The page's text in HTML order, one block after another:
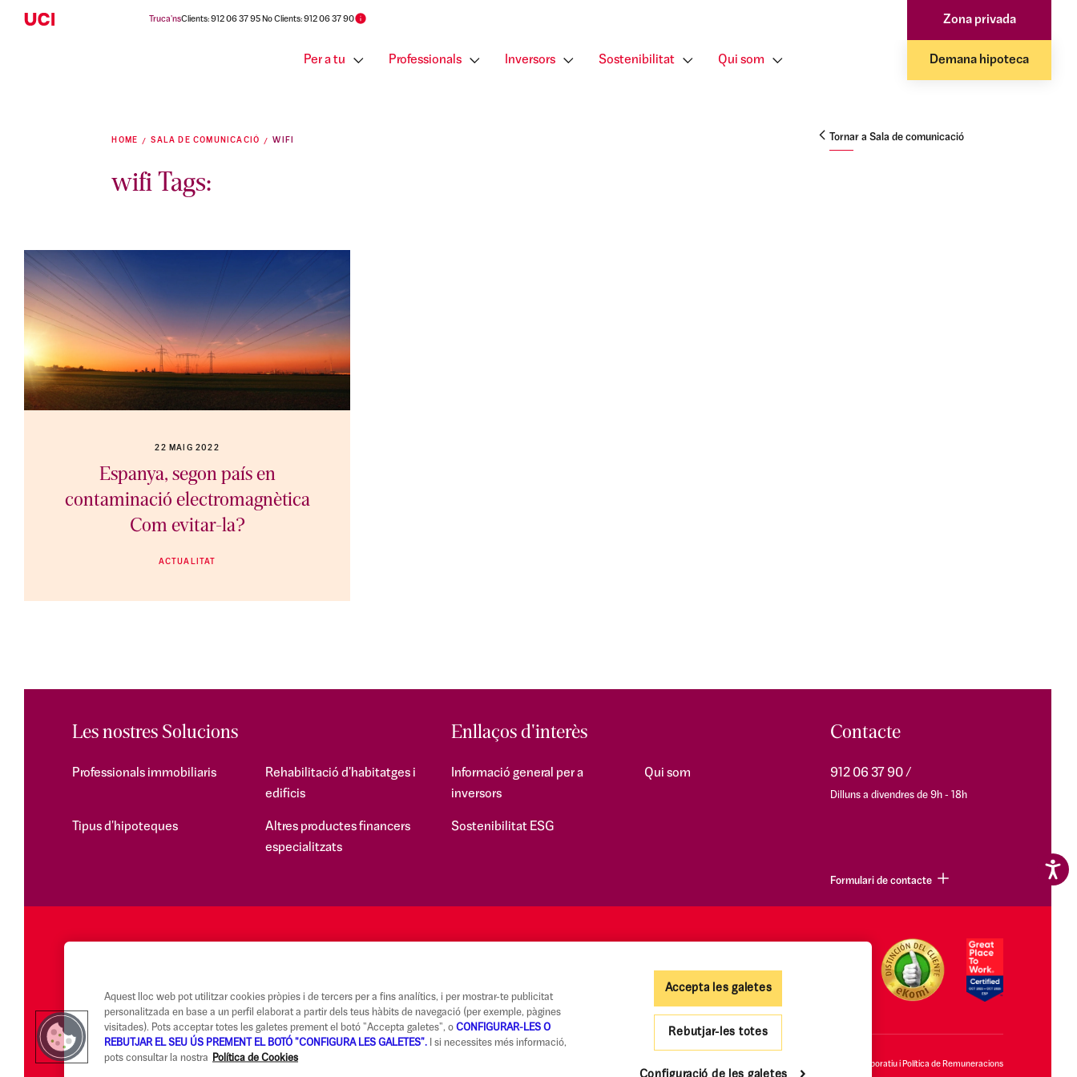
Truca'nsClients: 912 06 37 95 No Clients: 912 06 37 90 Zona privada
Per a tu Professionals Inversors Sostenibilitat Qui som Demana hipoteca
HOME SALA DE COMUNICACIÓ WIFI Tornar a Sala de comunicació
wifi Tags:
22 MAIG 2022
Espanya, segon país en
contaminació electromagnètica
Com evitar-la?
ACTUALITAT
Les nostres Solucions
Professionals immobiliaris
Rehabilitació d'habitatges i
edificis
Tipus d'hipoteques
Altres productes financers
especialitzats
Enllaços d'interès
Informació general per a
inversors
Qui som
Sostenibilitat ESG
Contacte
912 06 37 90
Dilluns a divendres de 9h - 18h
Formulari de contacte
Avís legal i Condicions d'ús Canal Alerta Ètica Reclamacions Govern Corporatiu i Política de Remuneracions
Aquest lloc web pot utilitzar cookies pròpies i de tercers per a fins analítics, i per mostrar-te publicitat
personalitzada en base a un perfil elaborat a partir dels teus hàbits de navegació (per exemple, pàgines
visitades). Pots acceptar totes les galetes prement el botó "Accepta galetes", o CONFIGURAR-LES O
REBUTJAR EL SEU ÚS PREMENT EL BOTÓ "CONFIGURA LES GALETES". I si necessites més informació,
pots consultar la nostra
Política de Cookies
Accepta les galetes
Rebutjar-les totes